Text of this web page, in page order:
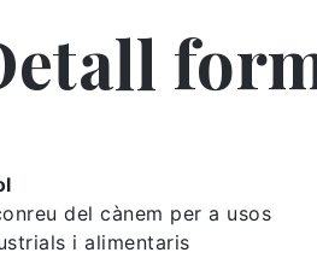
del cànem per a usos
i alimentaris